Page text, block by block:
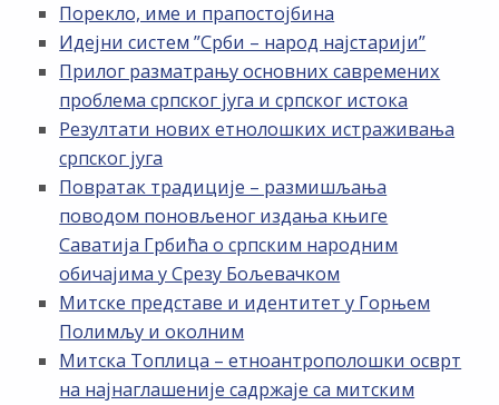
Порекло, име и прапостојбина
Идејни систем ”Срби – народ најстарији”
Прилог разматрању основних савремених
проблема српског југа и српског истока
Резултати нових етнолошких истраживања
српског југа
Повратак традиције – размишљања
поводом поновљеног издања књиге
Саватија Грбића о српским народним
обичајима у Срезу Бољевачком
Митске представе и идентитет у Горњем
Полимљу и околним
Митска Топлица – етноантрополошки осврт
на најнаглашеније садржаје са митским